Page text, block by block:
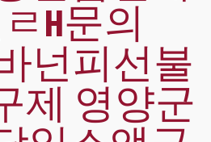
H문의
넌피선불
제 영양군